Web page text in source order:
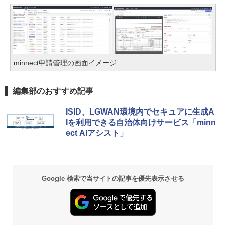
minnect申請管理の画面イメージ
編集部のおすすめ記事
ISID、LGWAN環境内でセキュアに生成A
Iを利用できる自治体向けサービス「minn
ect AIアシスト」
Google 検索で当サイトの記事を優先表示させる